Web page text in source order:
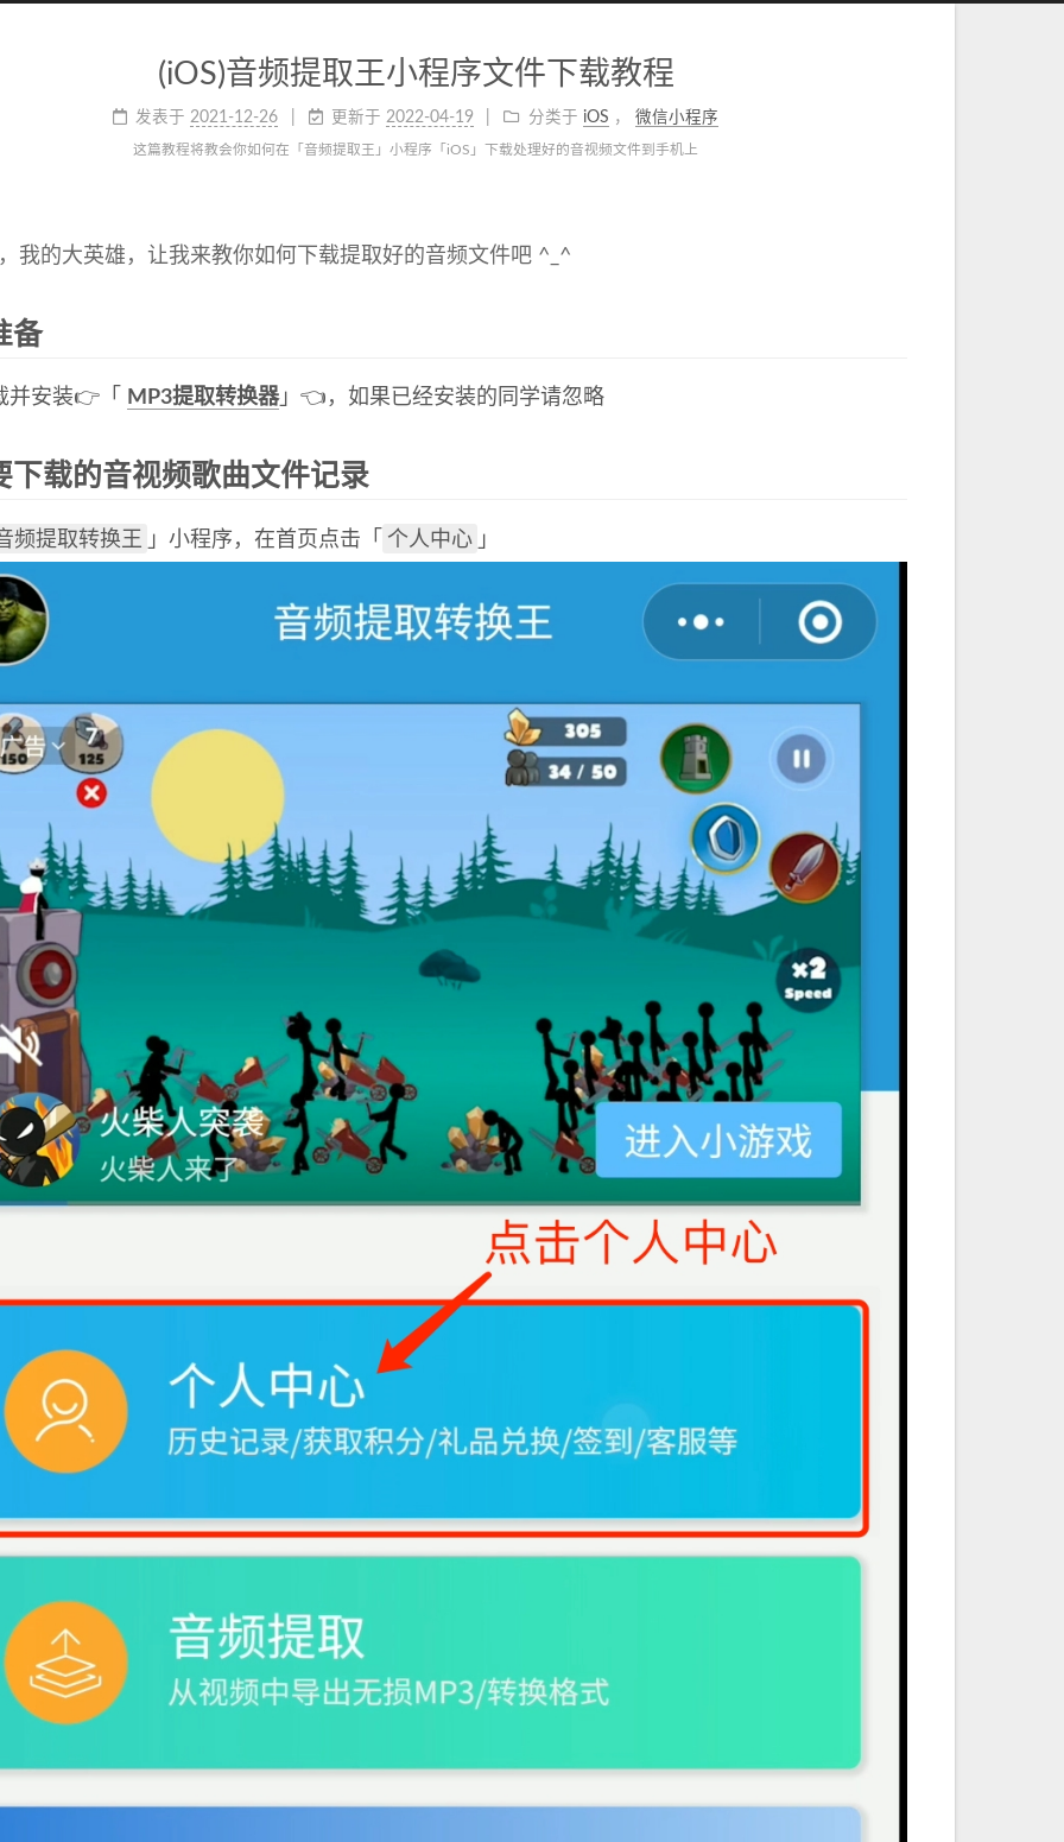
(iOS)音频提取王小程序文件下载教程
发表于 2021-12-26 更新于 2022-04-19 分类于 iOS ， 微信小程序
这篇教程将教会你如何在「音频提取王」小程序「iOS」下载处理好的音视频文件到手机上
我的大英雄，让我来教你如何下载提取好的音频文件吧 ^_^
备
并安装👉「 MP3提取转换器」👈，如果已经安装的同学请忽略
下载的音视频歌曲文件记录
频提取转换王 」小程序，在首页点击「 个人中心 」